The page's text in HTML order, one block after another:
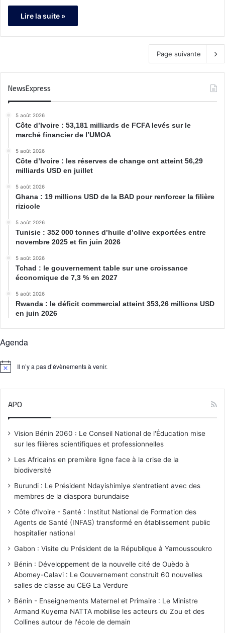
Lire la suite »
Page suivante
NewsExpress
5 août 2026
Côte d’Ivoire : 53,181 milliards de FCFA levés sur le
marché financier de l’UMOA
5 août 2026
Côte d’Ivoire : les réserves de change ont atteint 56,29
milliards USD en juillet
5 août 2026
Ghana : 19 millions USD de la BAD pour renforcer la filière
rizicole
5 août 2026
Tunisie : 352 000 tonnes d’huile d’olive exportées entre
novembre 2025 et fin juin 2026
5 août 2026
Tchad : le gouvernement table sur une croissance
économique de 7,3 % en 2027
5 août 2026
Rwanda : le déficit commercial atteint 353,26 millions USD
en juin 2026
Agenda
N
Il n’y a pas d’évènements à venir.
APO
Vision Bénin 2060 : Le Conseil National de l'Éducation mise
sur les filières scientifiques et professionnelles
Les Africains en première ligne face à la crise de la
biodiversité
Burundi : Le Président Ndayishimiye s’entretient avec des
membres de la diaspora burundaise
Côte d'Ivoire - Santé : Institut National de Formation des
Agents de Santé (INFAS) transformé en établissement public
hospitalier national
Gabon : Visite du Président de la République à Yamoussoukro
Bénin : Développement de la nouvelle cité de Ouèdo à
Abomey-Calavi : Le Gouvernement construit 60 nouvelles
salles de classe au CEG La Verdure
Bénin - Enseignements Maternel et Primaire : Le Ministre
Armand Kuyema NATTA mobilise les acteurs du Zou et des
Collines autour de l'école de demain